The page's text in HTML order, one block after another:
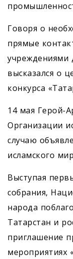
Говоря о
прямые
учреждениями
высказался о
конкурса
14 мая Герой-
Организации
случаю
исламского
Выступая
собрания,
народа
Татарстан и
приглашение
мероприятиях